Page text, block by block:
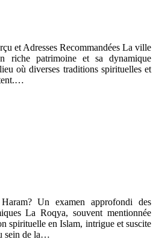
et Adresses Recommandées La ville
riche patrimoine et sa dynamique
où diverses traditions spirituelles et
Un examen approfondi des
La Roqya, souvent mentionnée
spirituelle en Islam, intrigue et suscite
sein de la…